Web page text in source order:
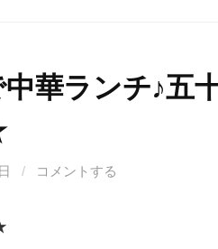
中華ランチ♪五
/ コメントする